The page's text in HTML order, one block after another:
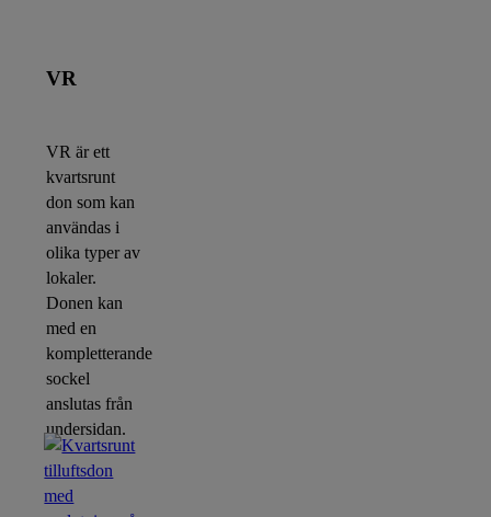
VR
VR är ett
kvartsrunt
don som kan
användas i
olika typer av
lokaler.
Donen kan
med en
kompletterande
sockel
anslutas från
undersidan.